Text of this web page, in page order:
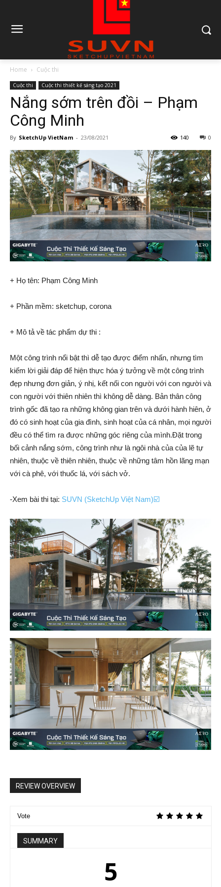
Home Cuộc thi
Cuộc thi Cuộc thi thiết kế sáng tạo 2021
Nắng sớm trên đồi – Phạm
Công Minh
By SketchUp VietNam - 23/08/2021 0
140
+ Họ tên: Phạm Công Minh
+ Phần mềm: sketchup, corona
+ Mô tả về tác phẩm dự thi :
Một công trình nổi bật thì dễ tạo được điểm nhấn, nhưng tìm
kiếm lời giải đáp để hiện thực hóa ý tưởng về một công trình
đẹp nhưng đơn giản, ý nhị, kết nối con người với con người và
con người với thiên nhiên thì không dễ dàng. Bản thân công
trình gốc đã tạo ra những không gian trên và dưới hành hiên, ở
đó có sinh hoạt của gia đình, sinh hoạt của cá nhân, mọi người
đều có thể tìm ra được những góc riêng của mình.Đặt trong
bối cảnh nắng sớm, công trình như là ngôi nhà của của lẽ tự
nhiên, thuộc về thiên nhiên, thuộc về những tâm hồn lãng mạn
với cà phê, với thuốc lá, với sách vở.
-Xem bài thi tại: SUVN (SketchUp Việt Nam)☑️
REVIEW OVERVIEW
Vote
SUMMARY
5